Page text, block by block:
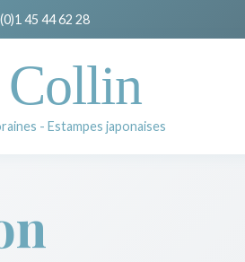
45 44 62 28
Collin
- Estampes japonaises